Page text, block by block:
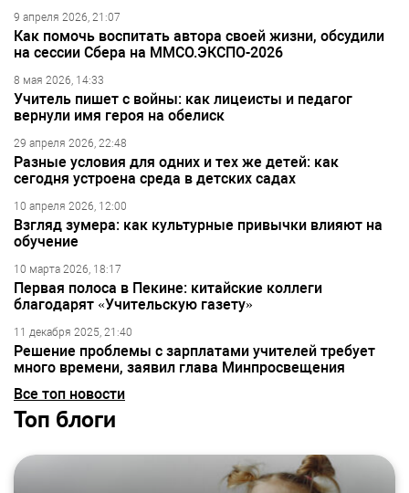
9 апреля 2026, 21:07
Как помочь воспитать автора своей жизни, обсудили
на сессии Сбера на ММСО.ЭКСПО-2026
8 мая 2026, 14:33
Учитель пишет с войны: как лицеисты и педагог
вернули имя героя на обелиск
29 апреля 2026, 22:48
Разные условия для одних и тех же детей: как
сегодня устроена среда в детских садах
10 апреля 2026, 12:00
Взгляд зумера: как культурные привычки влияют на
обучение
10 марта 2026, 18:17
Первая полоса в Пекине: китайские коллеги
благодарят «Учительскую газету»
11 декабря 2025, 21:40
Решение проблемы с зарплатами учителей требует
много времени, заявил глава Минпросвещения
Все топ новости
Топ блоги